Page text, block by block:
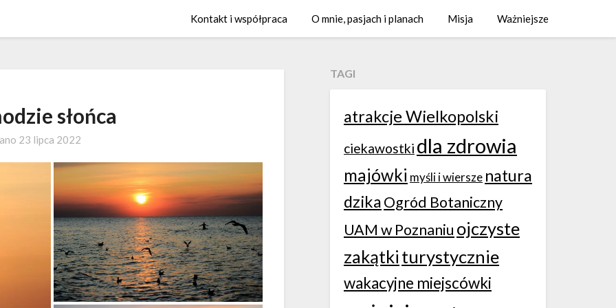
Kontakt i współpraca O mnie, pasjach i planach Misja Ważniejsze
słońca
23 lipca 2022
TAGI
atrakcje Wielkopolski
ciekawostki dla zdrowia
majówki myśli i wiersze natura
dzikaOgród Botaniczny
UAM w Poznaniu ojczyste
zakątki turystycznie
wakacyjne miejscówki